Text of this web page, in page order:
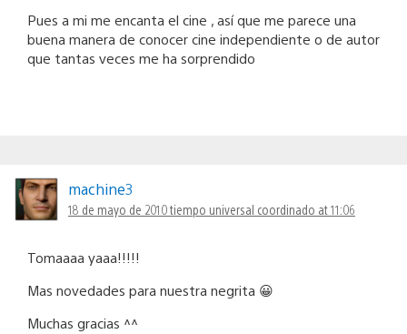
Pues a mi me encanta el cine , así que me parece una
buena manera de conocer cine independiente o de autor
que tantas veces me ha sorprendido
machine3
18 de mayo de 2010 tiempo universal coordinado at 11:06
Tomaaaa yaaa!!!!!
Mas novedades para nuestra negrita 😀
Muchas gracias ^^